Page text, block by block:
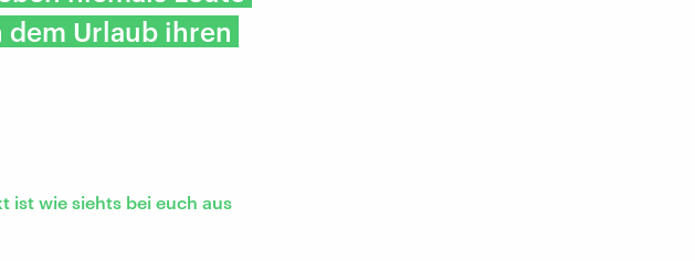
Urlaub ihren
ist wie siehts bei euch aus